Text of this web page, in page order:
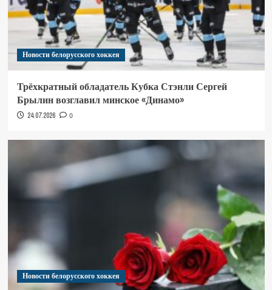
Новости белорусского хоккея
Трёхкратный обладатель Кубка Стэнли Сергей
Брылин возглавил минское «Динамо»
24.07.2026 0
Новости белорусского хоккея